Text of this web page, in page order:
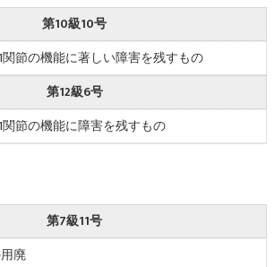
第10級10号
関節の機能に著しい障害を残すもの
第12級6号
関節の機能に障害を残すもの
第7級11号
廃